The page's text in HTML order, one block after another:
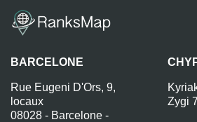
BARCELONE
Rue Eugeni D'Ors, 9,
locaux
08028 - Barcelone -
Zygi